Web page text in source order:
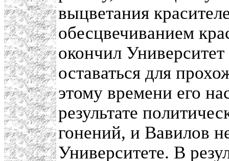
выцветания
обесцвечиванием
окончил
оставаться для
этому времени его
результате
гонений, и Вавилов
Университете. В